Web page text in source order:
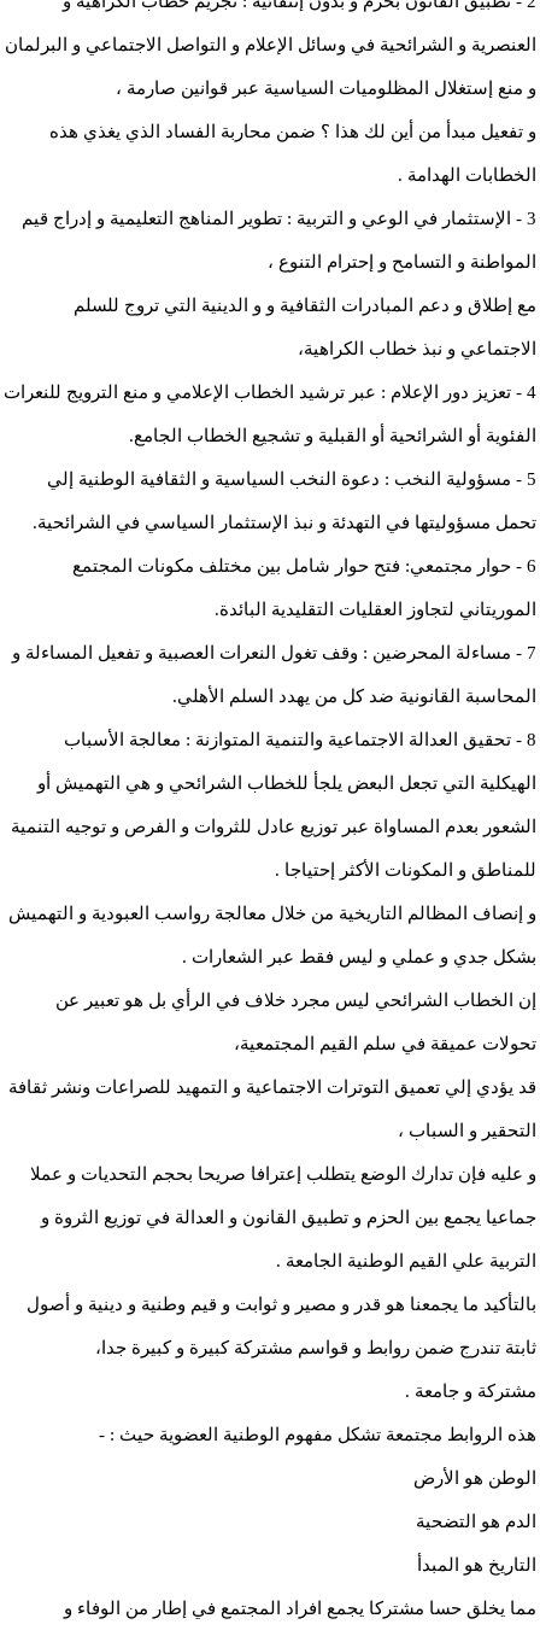
العنصرية و الشرائحية في وسائل الإعلام و التواصل الاجتماعي و البرلمان
و منع إستغلال المظلوميات السياسية عبر قوانين صارمة ،
و تفعيل مبدأ من أين لك هذا ؟ ضمن محاربة الفساد الذي يغذي هذه
الخطابات الهدامة .
3 - الإستثمار في الوعي و التربية : تطوير المناهج التعليمية و إدراج قيم
المواطنة و التسامح و إحترام التنوع ،
مع إطلاق و دعم المبادرات الثقافية و و الدينية التي تروج للسلم
الاجتماعي و نبذ خطاب الكراهية،
4 - تعزيز دور الإعلام : عبر ترشيد الخطاب الإعلامي و منع الترويج للنعرات
الفئوية أو الشرائحية أو القبلية و تشجيع الخطاب الجامع.
5 - مسؤولية النخب : دعوة النخب السياسية و الثقافية الوطنية إلي
تحمل مسؤوليتها في التهدئة و نبذ الإستثمار السياسي في الشرائحية.
6 - حوار مجتمعي: فتح حوار شامل بين مختلف مكونات المجتمع
الموريتاني لتجاوز العقليات التقليدية البائدة.
7 - مساءلة المحرضين : وقف تغول النعرات العصبية و تفعيل المساءلة و
المحاسبة القانونية ضد كل من يهدد السلم الأهلي.
8 - تحقيق العدالة الاجتماعية والتنمية المتوازنة : معالجة الأسباب
الهيكلية التي تجعل البعض يلجأ للخطاب الشرائحي و هي التهميش أو
الشعور بعدم المساواة عبر توزيع عادل للثروات و الفرص و توجيه التنمية
للمناطق و المكونات الأكثر إحتياجا .
و إنصاف المظالم التاريخية من خلال معالجة رواسب العبودية و التهميش
بشكل جدي و عملي و ليس فقط عبر الشعارات .
إن الخطاب الشرائحي ليس مجرد خلاف في الرأي بل هو تعبير عن
تحولات عميقة في سلم القيم المجتمعية،
قد يؤدي إلي تعميق التوترات الاجتماعية و التمهيد للصراعات ونشر ثقافة
التحقير و السباب ،
و عليه فإن تدارك الوضع يتطلب إعترافا صريحا بحجم التحديات و عملا
جماعيا يجمع بين الحزم و تطبيق القانون و العدالة في توزيع الثروة و
التربية علي القيم الوطنية الجامعة .
بالتأكيد ما يجمعنا هو قدر و مصير و ثوابت و قيم وطنية و دينية و أصول
ثابتة تندرج ضمن روابط و قواسم مشتركة كبيرة و كبيرة جدا،
مشتركة و جامعة .
هذه الروابط مجتمعة تشكل مفهوم الوطنية العضوية حيث : -
الوطن هو الأرض
الدم هو التضحية
التاريخ هو المبدأ
مما يخلق حسا مشتركا يجمع افراد المجتمع في إطار من الوفاء و